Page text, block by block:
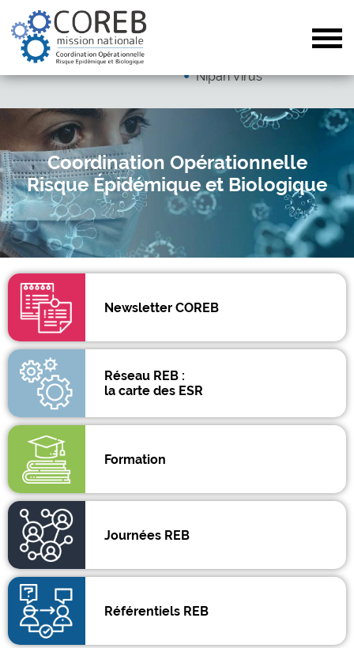
Arboviroses (hors dengue)
Nipah Virus
Coordination Opérationnelle
Risque Épidémique et Biologique
Newsletter COREB
Réseau REB :
la carte des ESR
Formation
Journées REB
Référentiels REB